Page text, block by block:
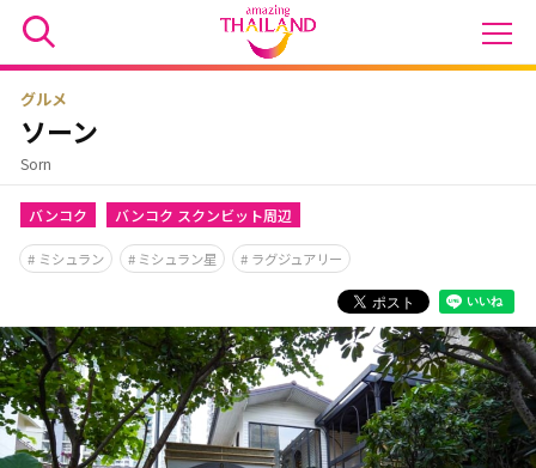
グルメ
ソーン
Sorn
バンコク バンコク スクンビット周辺
ミシュラン ミシュラン星 ラグジュアリー